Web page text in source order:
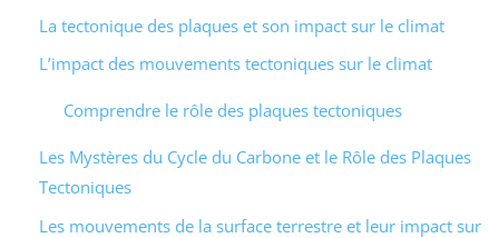
La tectonique des plaques et son impact sur le climat
L’impact des mouvements tectoniques sur le climat
Comprendre le rôle des plaques tectoniques
Les Mystères du Cycle du Carbone et le Rôle des Plaques
Tectoniques
Les mouvements de la surface terrestre et leur impact sur